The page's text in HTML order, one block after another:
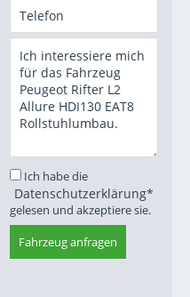
Ich habe die
Datenschutzerklärung*
gelesen und akzeptiere sie.
Fahrzeug anfragen